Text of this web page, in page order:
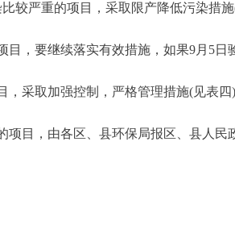
严重的项目，采取限产降低污染措施(
要继续落实有效措施，如果9月5日
采取加强控制，严格管理措施(见表四)
目，由各区、县环保局报区、县人民